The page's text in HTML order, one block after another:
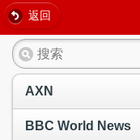
返回
AXN
BBC World News